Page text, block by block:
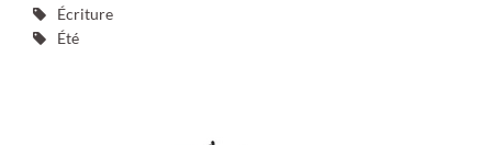
Écriture
Été